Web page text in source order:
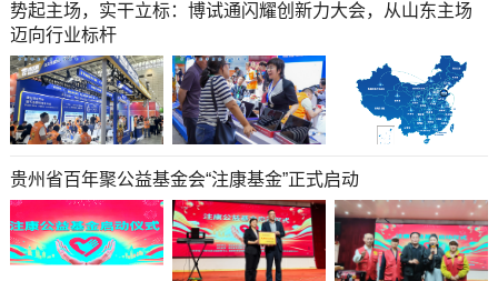
势起主场，实干立标：博试通闪耀创新力大会，从山东主场
迈向行业标杆
贵州省百年聚公益基金会“注康基金”正式启动